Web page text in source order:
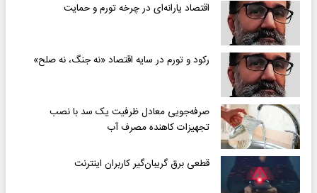
اقتصاد یارانه‌ای در چرخه تورم و حمایت
رکود و تورم در سایه اقتصاد «نه جنگ، نه صلح»
صرفه‌جویی معادل ظرفیت یک سد با نصب
تجهیزات کاهنده مصرف آب
قطعی‌ برق گریبان‌گیر کاربران اینترنت